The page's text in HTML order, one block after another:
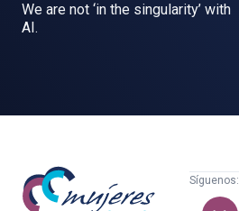
We are not ‘in the singularity’ with
AI.
Mujeres
con
Síguenos: